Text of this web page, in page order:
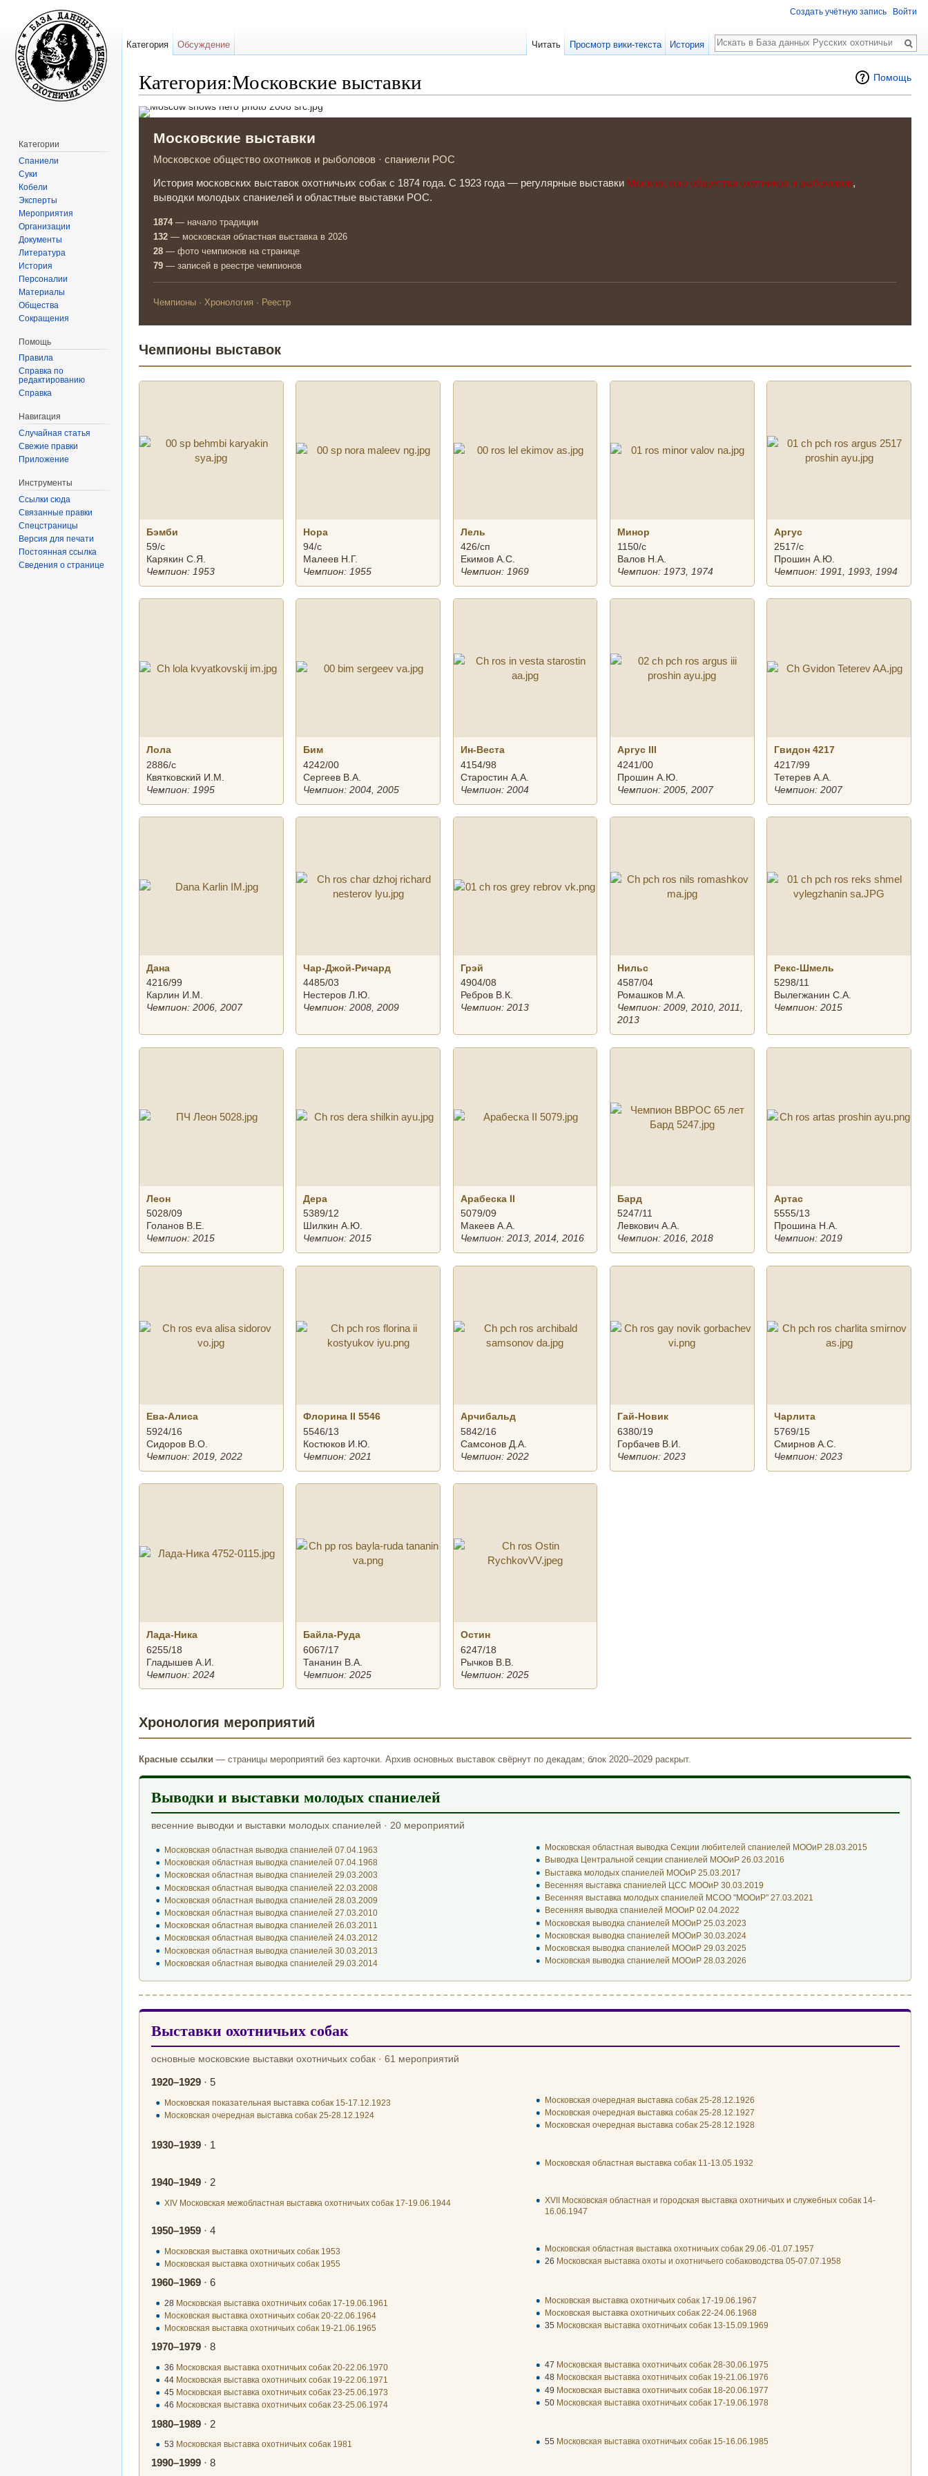
Помощь
Категория:Московские выставки
Московские выставки
Московское общество охотников и рыболовов · спаниели РОС
История московских выставок охотничьих собак с 1874 года. С 1923 года — регулярные выставки Московского общества охотников и рыболовов,
выводки молодых спаниелей и областные выставки РОС.
1874— начало традиции
132 — московская областная выставка в 2026
28 — фото чемпионов на странице
79 — записей в реестре чемпионов
Чемпионы · Хронология · Реестр
Чемпионы выставок
Бэмби
59/с
Карякин С.Я.
Чемпион: 1953
Нора
94/с
Малеев Н.Г.
Чемпион: 1955
Лель
426/сп
Екимов А.С.
Чемпион: 1969
Минор
1150/с
Валов Н.А.
Чемпион: 1973, 1974
Аргус
2517/с
Прошин А.Ю.
Чемпион: 1991, 1993, 1994
Лола
2886/с
Квятковский И.М.
Чемпион: 1995
Бим
4242/00
Сергеев В.А.
Чемпион: 2004, 2005
Ин-Веста
4154/98
Старостин А.А.
Чемпион: 2004
Аргус III
4241/00
Прошин А.Ю.
Чемпион: 2005, 2007
Гвидон 4217
4217/99
Тетерев А.А.
Чемпион: 2007
Дана
4216/99
Карлин И.М.
Чемпион: 2006, 2007
Чар-Джой-Ричард
4485/03
Нестеров Л.Ю.
Чемпион: 2008, 2009
Грэй
4904/08
Ребров В.К.
Чемпион: 2013
Нильс
4587/04
Ромашков М.А.
Чемпион: 2009, 2010, 2011,
2013
Рекс-Шмель
5298/11
Вылегжанин С.А.
Чемпион: 2015
Леон
5028/09
Голанов В.Е.
Чемпион: 2015
Дера
5389/12
Шилкин А.Ю.
Чемпион: 2015
Арабеска II
5079/09
Макеев А.А.
Чемпион: 2013, 2014, 2016
Бард
5247/11
Левкович А.А.
Чемпион: 2016, 2018
Артас
5555/13
Прошина Н.А.
Чемпион: 2019
Ева-Алиса
5924/16
Сидоров В.О.
Чемпион: 2019, 2022
Флорина II 5546
5546/13
Костюков И.Ю.
Чемпион: 2021
Арчибальд
5842/16
Самсонов Д.А.
Чемпион: 2022
Гай-Новик
6380/19
Горбачев В.И.
Чемпион: 2023
Чарлита
5769/15
Смирнов А.С.
Чемпион: 2023
Лада-Ника
6255/18
Гладышев А.И.
Чемпион: 2024
Байла-Руда
6067/17
Тананин В.А.
Чемпион: 2025
Остин
6247/18
Рычков В.В.
Чемпион: 2025
Хронология мероприятий
Красные ссылки — страницы мероприятий без карточки. Архив основных выставок свёрнут по декадам; блок 2020–2029 раскрыт.
Выводки и выставки молодых спаниелей
весенние выводки и выставки молодых спаниелей · 20 мероприятий
Московская областная выводка спаниелей 07.04.1963
Московская областная выводка спаниелей 07.04.1968
Московская областная выводка спаниелей 29.03.2003
Московская областная выводка спаниелей 22.03.2008
Московская областная выводка спаниелей 28.03.2009
Московская областная выводка спаниелей 27.03.2010
Московская областная выводка спаниелей 26.03.2011
Московская областная выводка спаниелей 24.03.2012
Московская областная выводка спаниелей 30.03.2013
Московская областная выводка спаниелей 29.03.2014
Московская областная выводка Секции любителей спаниелей МООиР 28.03.2015
Выводка Центральной секции спаниелей МООиР 26.03.2016
Выставка молодых спаниелей МООиР 25.03.2017
Весенняя выставка спаниелей ЦСС МООиР 30.03.2019
Весенняя выставка молодых спаниелей МСОО "МООиР" 27.03.2021
Весенняя выводка спаниелей МООиР 02.04.2022
Московская выводка спаниелей МООиР 25.03.2023
Московская выводка спаниелей МООиР 30.03.2024
Московская выводка спаниелей МООиР 29.03.2025
Московская выводка спаниелей МООиР 28.03.2026
Выставки охотничьих собак
основные московские выставки охотничьих собак · 61 мероприятий
1920–1929· 5
Московская показательная выставка собак 15-17.12.1923
Московская очередная выставка собак 25-28.12.1924
Московская очередная выставка собак 25-28.12.1926
Московская очередная выставка собак 25-28.12.1927
Московская очередная выставка собак 25-28.12.1928
1930–1939· 1
Московская областная выставка собак 11-13.05.1932
1940–1949· 2
XIV Московская межобластная выставка охотничьих собак 17-19.06.1944
XVII Московская областная и городская выставка охотничьих и служебных собак 14-
16.06.1947
1950–1959· 4
Московская выставка охотничьих собак 1953
Московская выставка охотничьих собак 1955
Московская областная выставка охотничьих собак 29.06.-01.07.1957
26 Московская выставка охоты и охотничьего собаководства 05-07.07.1958
1960–1969· 6
28 Московская выставка охотничьих собак 17-19.06.1961
Московская выставка охотничьих собак 20-22.06.1964
Московская выставка охотничьих собак 19-21.06.1965
Московская выставка охотничьих собак 17-19.06.1967
Московская выставка охотничьих собак 22-24.06.1968
35 Московская выставка охотничьих собак 13-15.09.1969
1970–1979· 8
36 Московская выставка охотничьих собак 20-22.06.1970
44 Московская выставка охотничьих собак 19-22.06.1971
45 Московская выставка охотничьих собак 23-25.06.1973
46 Московская выставка охотничьих собак 23-25.06.1974
47 Московская выставка охотничьих собак 28-30.06.1975
48 Московская выставка охотничьих собак 19-21.06.1976
49 Московская выставка охотничьих собак 18-20.06.1977
50 Московская выставка охотничьих собак 17-19.06.1978
1980–1989· 2
53 Московская выставка охотничьих собак 1981 55 Московская выставка охотничьих собак 15-16.06.1985
1990–1999· 8
Создать учётную запись Войти
Категория Обсуждение Читать Просмотр вики-текста История
Поиск
Категории
Спаниели
Суки
Кобели
Эксперты
Мероприятия
Организации
Документы
Литература
История
Персоналии
Материалы
Общества
Сокращения
Помощь
Правила
Справка по
редактированию
Справка
Навигация
Случайная статья
Свежие правки
Приложение
Инструменты
Ссылки сюда
Связанные правки
Спецстраницы
Версия для печати
Постоянная ссылка
Сведения о странице